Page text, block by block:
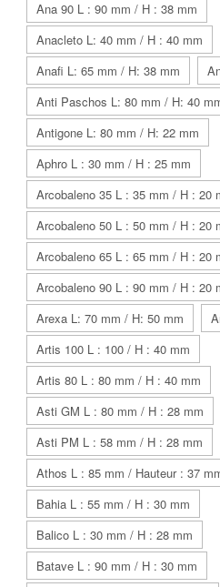
Ana 90 L : 90 mm / H : 38 mm
Anacleto L: 40 mm / H : 40 mm
Anafi L: 65 mm / H: 38 mm
Anti Paschos L: 80 mm / H: 40
Antigone L: 80 mm / H: 22 mm
Aphro L : 30 mm / H : 25 mm
Arcobaleno 35 L : 35 mm / H : 20
Arcobaleno 50 L : 50 mm / H : 20
Arcobaleno 65 L : 65 mm / H : 20
Arcobaleno 90 L : 90 mm / H : 20
Arexa L: 70 mm / H: 50 mm
Artis 100 L : 100 / H : 40 mm
Artis 80 L : 80 mm / H : 40 mm
Asti GM L : 80 mm / H : 28 mm
Asti PM L : 58 mm / H : 28 mm
Athos L : 85 mm / Hauteur : 37
Bahia L : 55 mm / H : 30 mm
Balico L : 30 mm / H : 28 mm
Batave L : 90 mm / H : 30 mm